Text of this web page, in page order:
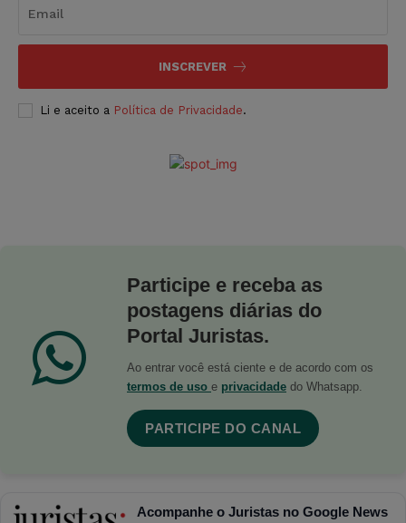
INSCREVER
Li e aceito a Política de Privacidade.
Participe e receba as
postagens diárias do
Portal Juristas.
Ao entrar você está ciente e de acordo com os
termos de uso e privacidade do Whatsapp.
PARTICIPE DO CANAL
Acompanhe o Juristas no Google News